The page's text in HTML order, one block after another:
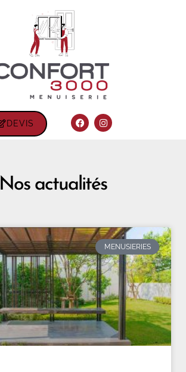
DEVIS
Nos actualités
MENUSIERIES